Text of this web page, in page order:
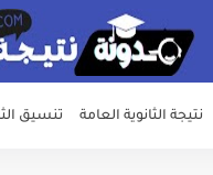
نتيجة الثانوية العامة تنسيق